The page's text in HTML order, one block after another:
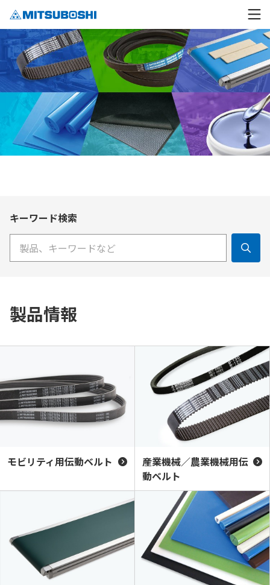
キーワード検索
検索キーワード入力
製品情報
モビリティ用伝動ベルト
産業機械／農業機械用伝
動ベルト